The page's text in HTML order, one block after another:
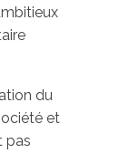
du
et
pas